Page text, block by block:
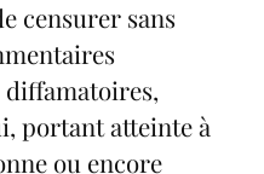
censurer sans
diffamatoires,
portant atteinte à
ou encore